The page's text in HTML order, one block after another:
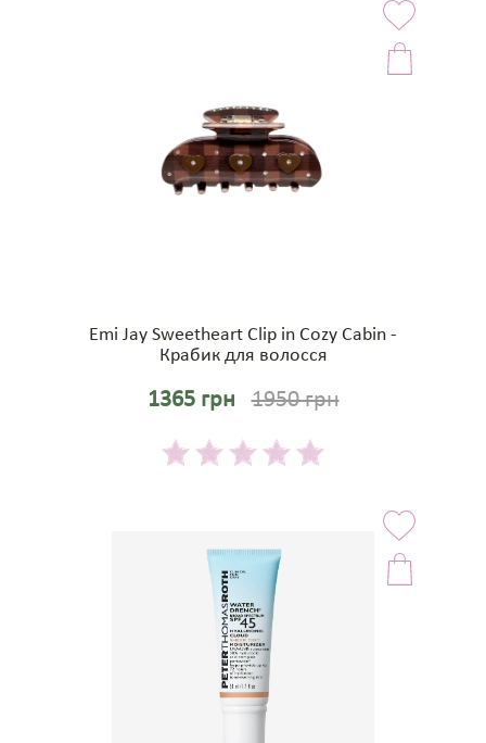
Emi Jay Sweetheart Clip in Cozy Cabin -
Крабик для волосся
1365 грн 1950 грн